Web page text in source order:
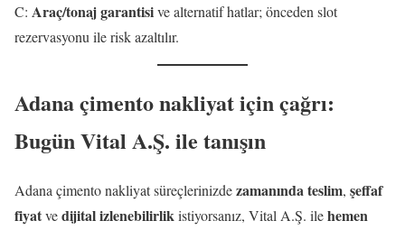
C: Araç/tonaj garantisive alternatif hatlar; önceden slot
rezervasyonu ile risk azaltılır.
Adana çimento nakliyat için çağrı:
Bugün Vital A.Ş. ile tanışın
Adana çimento nakliyat süreçlerinizdezamanında teslim, şeffaf
fiyatvedijital izlenebilirlikistiyorsanız, Vital A.Ş. ilehemen